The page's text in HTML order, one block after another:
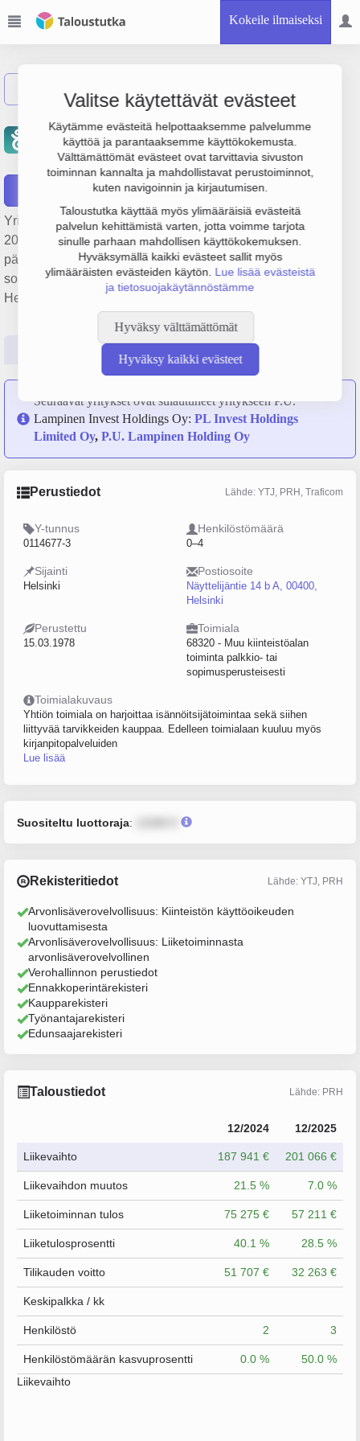
Kokeile ilmaiseksi
Valitse käytettävät evästeet
Käytämme evästeitä helpottaaksemme palvelumme
käyttöä ja parantaaksemme käyttökokemusta.
Välttämättömät evästeet ovat tarvittavia sivuston
toiminnan kannalta ja mahdollistavat perustoiminnot,
kuten navigoinnin ja kirjautumisen.
Taloustutka käyttää myös ylimääräisiä evästeitä
palvelun kehittämistä varten, jotta voimme tarjota
sinulle parhaan mahdollisen käyttökokemuksen.
Hyväksymällä kaikki evästeet sallit myös
ylimääräisten evästeiden käytön. Lue lisää evästeistä
ja tietosuojakäytännöstämme
Hyväksy välttämättömät
Hyväksy kaikki evästeet
P.U. Lampinen Invest
Holdings Oy
Yrityksen P.U. Lampinen Invest Holdings Oy liikevaihto on
201 000 €, tulos 57 000 € ja henkilöstömäärä 3. Sen
päätoimiala on Muu kiinteistöalan toiminta palkkio- tai
sopimusperusteisesti, perustamisvuosi 1978 ja sijainti
Helsinki. Yrityksen yhtiömuoto Osakeyhtiö (OY).
Päättäjätiedot
Seuraavat yritykset ovat sulautuneet yritykseen P.U.
Lampinen Invest Holdings Oy: PL Invest Holdings
Limited Oy, P.U. Lampinen Holding Oy
Perustiedot Lähde: YTJ, PRH, Traficom
Y-tunnus
0114677-3
Henkilöstömäärä
0–4
Sijainti
Helsinki
Postiosoite
Näyttelijäntie 14 b A, 00400,
Helsinki
Perustettu
15.03.1978
Toimiala
68320 - Muu kiinteistöalan
toiminta palkkio- tai
sopimusperusteisesti
Toimialakuvaus
Yhtiön toimiala on harjoittaa isännöitsijätoimintaa sekä siihen
liittyvää tarvikkeiden kauppaa. Edelleen toimialaan kuuluu myös
kirjanpitopalveluiden
Lue lisää
Suositeltu luottoraja:
Rekisteritiedot Lähde: YTJ, PRH
Arvonlisäverovelvollisuus: Kiinteistön käyttöoikeuden
luovuttamisesta
Arvonlisäverovelvollisuus: Liiketoiminnasta
arvonlisäverovelvollinen
Verohallinnon perustiedot
Ennakkoperintärekisteri
Kaupparekisteri
Työnantajarekisteri
Edunsaajarekisteri
Taloustiedot Lähde: PRH
12/2024 12/2025
Liikevaihto 187 941 € 201 066 €
Liikevaihdon muutos 21.5 % 7.0 %
Liiketoiminnan tulos 75 275 € 57 211 €
Liiketulosprosentti 40.1 % 28.5 %
Tilikauden voitto 51 707 € 32 263 €
Keskipalkka / kk
Henkilöstö 2 3
Henkilöstömäärän kasvuprosentti 0.0 %
50.0 %
Liikevaihto